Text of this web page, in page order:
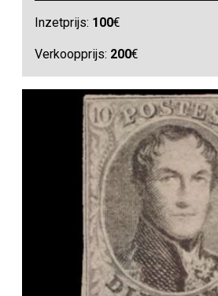
Inzetprijs: 100€
Verkoopprijs: 200€